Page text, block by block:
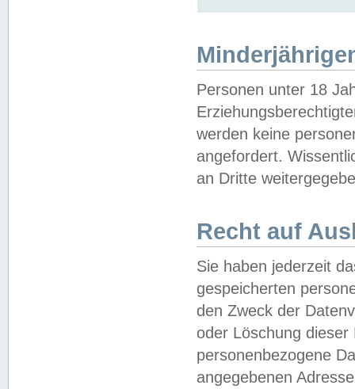
Personen unter 18
werden keine
angefordert.
an Dritte
Recht auf
Sie haben jederzeit
gespeicherten
den Zweck der
oder Löschung
personenbezogene
angegebenen